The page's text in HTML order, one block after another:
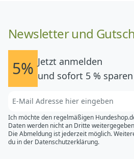
Newsletter und
5% Jetzt anmelden
und sofort 5 % sparen
Ich möchte den regelmäßigen
Daten werden nicht an Dritte
Die Abmeldung ist jederzeit möglich.
du in der Datenschutzerklärung.